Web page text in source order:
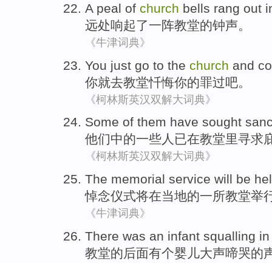
A peal of church bells rang out
远处响起了一阵教堂的钟声。
《牛津词典》
You just go to the church and
你就去教堂忏悔你的罪过吧。
《柯林斯英汉双解大词典》
Some of them have sought
他们中的一些人已在教堂里寻求
《柯林斯英汉双解大词典》
The memorial service will be
悼念仪式将在当地的一所教堂举
《牛津词典》
There was an infant squalling
教堂的后面有个婴儿大声啼哭的